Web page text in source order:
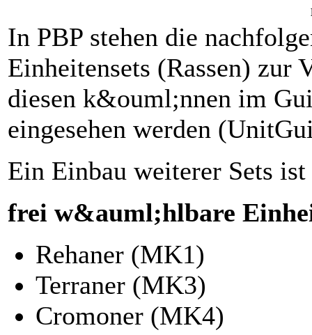
In PBP stehen die
Einheitensets (Rassen)
diesen k&ouml;nnen im
eingesehen werden
Ein Einbau weiterer Sets
frei w&auml;hlbare
Rehaner (MK1)
Terraner (MK3)
Cromoner (MK4)